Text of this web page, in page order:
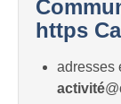
https
adresses
activité